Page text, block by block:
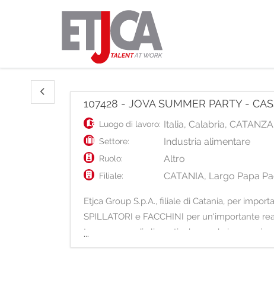
107428 - JOVA SUMMER PARTY -
Luogo di lavoro: Italia,Calabria,
Settore: Industria alimentare
Ruolo: Altro
Filiale: CATANIA, Largo Papa
Etjca Group S.p.A., filiale di Catania, per
SPILLATORI e FACCHINI per un'importante
temporanea di alimenti e bevande in
...